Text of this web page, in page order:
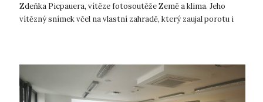
Zdeňka Picpauera, vítěze fotosoutěže Země a klima. Jeho
vítězný snímek včel na vlastní zahradě, který zaujal porotu i